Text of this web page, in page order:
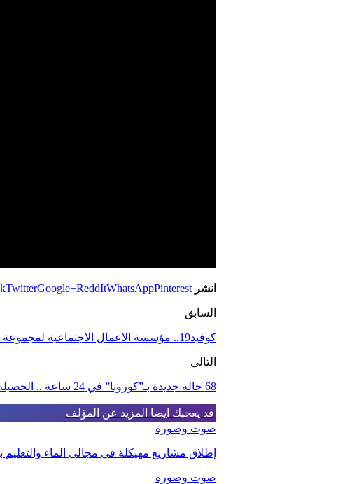
انشر TwitterGoogle+ReddItWhatsAppPinterest
السابق
كوفيد19.. مؤسسة الاعمال الاجتماعية لمجموعة شركات السنتيسي تقدم مساعدات غذائية لفائدة عمالها
التالي
68 حالة جديدة بـ”كورونا” في 24 ساعة .. الحصيلة: 602
قد يعجبك ايضا المزيد عن المؤلف
صوت وصورة
إطلاق مشاريع مهيكلة في مجالي الماء والتعليم
صوت وصورة